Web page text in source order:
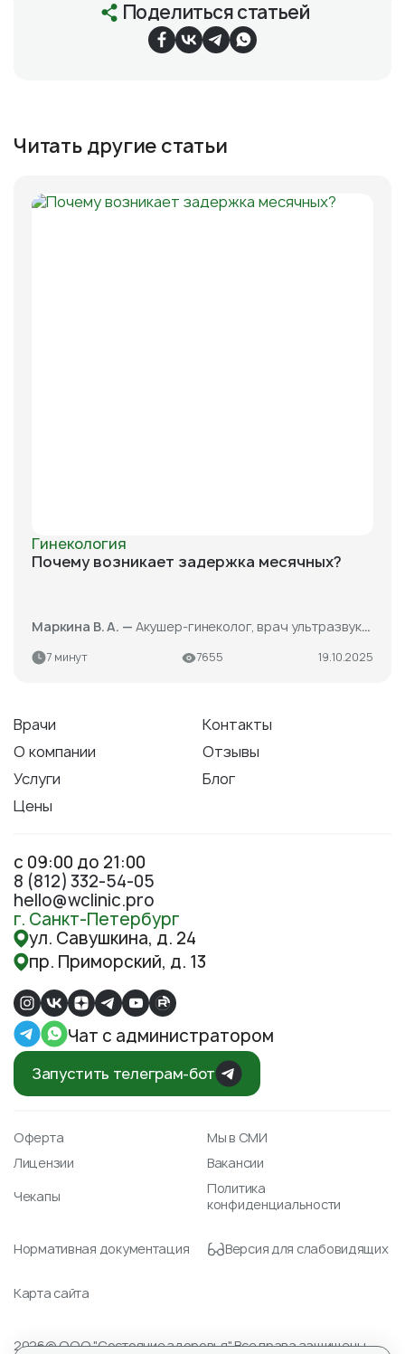
Поделиться статьей
Читать другие статьи
Гинекология
Почему возникает задержка месячных?
Маркина В. А. — Акушер-гинеколог, врач ультразвуковой диагностики
7 минут 7655 19.10.2025
Врачи
Контакты
О компании
Отзывы
Услуги
Блог
Цены
с 09:00 до 21:00
8 (812) 332-54-05
hello@wclinic.pro
г. Санкт-Петербург
ул. Савушкина, д. 24
пр. Приморский, д. 13
Чат с администратором
Запустить телеграм-бот
2026© ООО "Состояние здоровья" Все права защищены.
Оферта
Мы в СМИ
Лицензии
Вакансии
Чекапы
Политика
конфиденциальности
Нормативная документация Версия для слабовидящих
Карта сайта